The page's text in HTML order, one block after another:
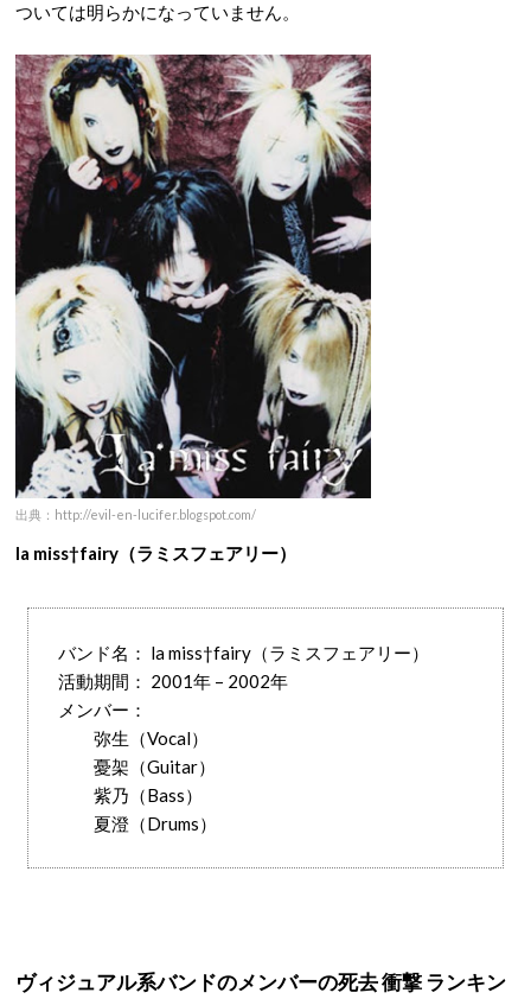
ついては明らかになっていません。
出典：http://evil-en-lucifer.blogspot.com/
la miss†fairy（ラミスフェアリー）
バンド名： la miss†fairy（ラミスフェアリー）
活動期間： 2001年 – 2002年
メンバー：
弥生（Vocal）
憂架（Guitar）
紫乃（Bass）
夏澄（Drums）
ヴィジュアル系バンドのメンバーの死去 衝撃 ランキン